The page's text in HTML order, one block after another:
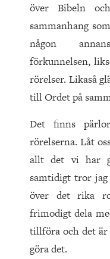
över Bibeln
sammanhang
någon
förkunnelsen,
rörelser. Likaså
till Ordet på
Det finns
rörelserna. Låt
allt det vi har
samtidigt tror
över det rika
frimodigt dela
tillföra och det
göra det.